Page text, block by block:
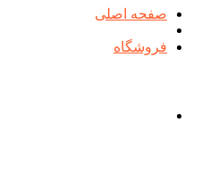
صفحه اصلی
فروشگاه